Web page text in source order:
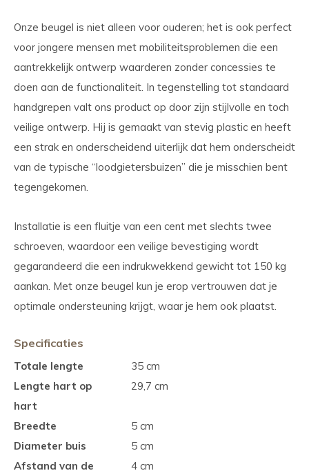
Onze beugel is niet alleen voor ouderen; het is ook perfect
voor jongere mensen met mobiliteitsproblemen die een
aantrekkelijk ontwerp waarderen zonder concessies te
doen aan de functionaliteit. In tegenstelling tot standaard
handgrepen valt ons product op door zijn stijlvolle en toch
veilige ontwerp. Hij is gemaakt van stevig plastic en heeft
een strak en onderscheidend uiterlijk dat hem onderscheidt
van de typische “loodgietersbuizen” die je misschien bent
tegengekomen.
Installatie is een fluitje van een cent met slechts twee
schroeven, waardoor een veilige bevestiging wordt
gegarandeerd die een indrukwekkend gewicht tot 150 kg
aankan. Met onze beugel kun je erop vertrouwen dat je
optimale ondersteuning krijgt, waar je hem ook plaatst.
Specificaties
Totale lengte
35 cm
Lengte hart op
hart
29,7 cm
Breedte
5 cm
Diameter buis
5 cm
Afstand van de
4 cm